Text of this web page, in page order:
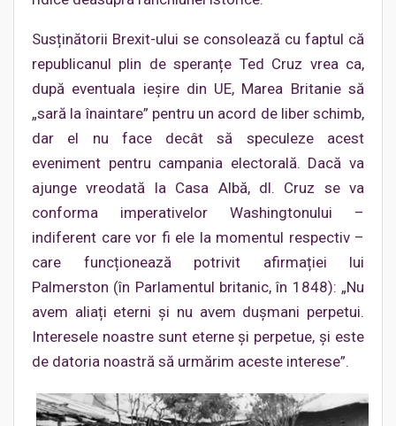
Susținătorii Brexit-ului se consolează cu faptul că
republicanul plin de speranțe Ted Cruz vrea ca,
după eventuala ieșire din UE, Marea Britanie să
„sară la înaintare” pentru un acord de liber schimb,
dar el nu face decât să speculeze acest
eveniment pentru campania electorală. Dacă va
ajunge vreodată la Casa Albă, dl. Cruz se va
conforma imperativelor Washingtonului –
indiferent care vor fi ele la momentul respectiv –
care funcționează potrivit afirmației lui
Palmerston (în Parlamentul britanic, în 1848): „Nu
avem aliați eterni și nu avem dușmani perpetui.
Interesele noastre sunt eterne și perpetue, și este
de datoria noastră să urmărim aceste interese”.